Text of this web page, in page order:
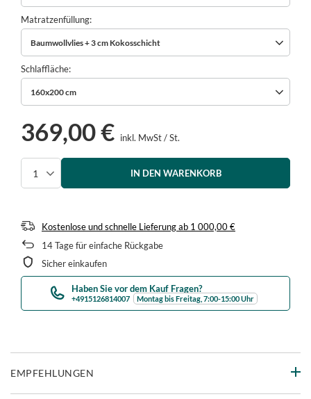
Matratzenfüllung
Baumwollvlies + 3 cm Kokosschicht
Schlaffläche
160x200 cm
369,00 € inkl. MwSt/St.
IN DEN WARENKORB
Kostenlose und schnelle Lieferungab 1 000,00 €
14Tage für einfache Rückgabe
Sicher einkaufen
Haben Sie vor dem Kauf Fragen?
+4915126814007 Montag bis Freitag, 7:00-15:00 Uhr
EMPFEHLUNGEN